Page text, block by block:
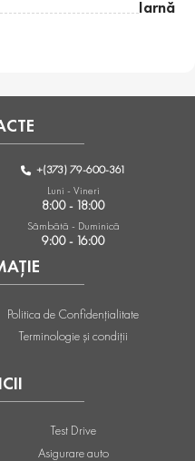
Iarnă
Test Drive
Asigurare auto
Politica de Confidențialitate
Terminologie și condiții
+(373) 79-600-361
Luni - Vineri
8:00 - 18:00
Sâmbătă - Duminică
9:00 - 16:00